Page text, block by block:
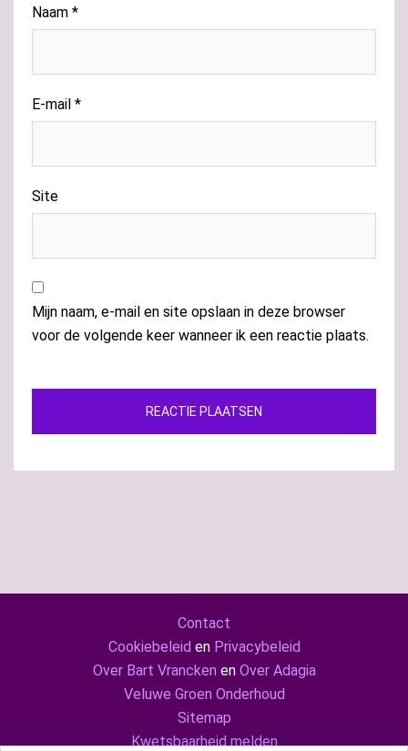
Naam *
E-mail *
Site
Mijn naam, e-mail en site opslaan in deze browser
voor de volgende keer wanneer ik een reactie plaats.
Contact
Cookiebeleid en Privacybeleid
Over Bart Vrancken en Over Adagia
Veluwe Groen Onderhoud
Sitemap
Kwetsbaarheid melden